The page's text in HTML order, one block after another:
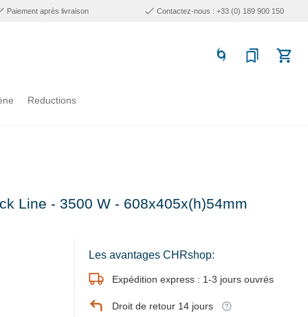
Paiement après livraison Contactez-nous : +33 (0) 189 900 150
Reductions
Line - 3500 W - 608x405x(h)54mm
Les avantages CHRshop:
Expédition express : 1-3 jours ouvrés
Droit de retour 14 jours